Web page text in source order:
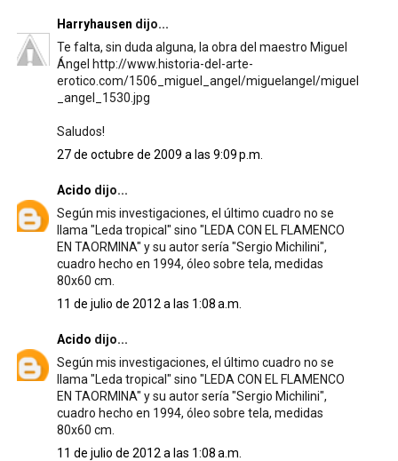
Harryhausen dijo...
Te falta, sin duda alguna, la obra del maestro Miguel
Ángel http://www.historia-del-arte-
erotico.com/1506_miguel_angel/miguelangel/miguel
_angel_1530.jpg
Saludos!
27 de octubre de 2009 a las 9:09 p.m.
Acido dijo...
Según mis investigaciones, el último cuadro no se
llama "Leda tropical" sino "LEDA CON EL FLAMENCO
EN TAORMINA" y su autor sería "Sergio Michilini",
cuadro hecho en 1994, óleo sobre tela, medidas
80x60 cm.
11 de julio de 2012 a las 1:08 a.m.
Acido dijo...
Según mis investigaciones, el último cuadro no se
llama "Leda tropical" sino "LEDA CON EL FLAMENCO
EN TAORMINA" y su autor sería "Sergio Michilini",
cuadro hecho en 1994, óleo sobre tela, medidas
80x60 cm.
11 de julio de 2012 a las 1:08 a.m.